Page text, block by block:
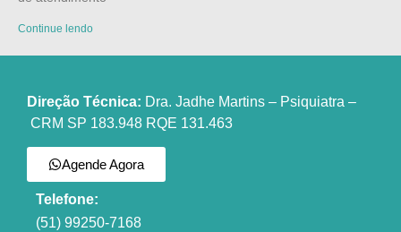
Continue lendo
Direção Técnica: Dra. Jadhe Martins – Psiquiatra –
CRM SP 183.948 RQE 131.463
Agende Agora
Telefone:
(51) 99250-7168